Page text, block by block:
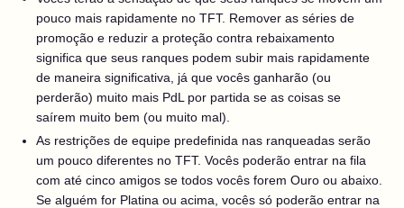
pouco mais rapidamente no TFT. Remover as séries de
promoção e reduzir a proteção contra rebaixamento
significa que seus ranques podem subir mais rapidamente
de maneira significativa, já que vocês ganharão (ou
perderão) muito mais PdL por partida se as coisas se
saírem muito bem (ou muito mal).
As restrições de equipe predefinida nas ranqueadas serão
um pouco diferentes no TFT. Vocês poderão entrar na fila
com até cinco amigos se todos vocês forem Ouro ou abaixo.
Se alguém for Platina ou acima, vocês só poderão entrar na